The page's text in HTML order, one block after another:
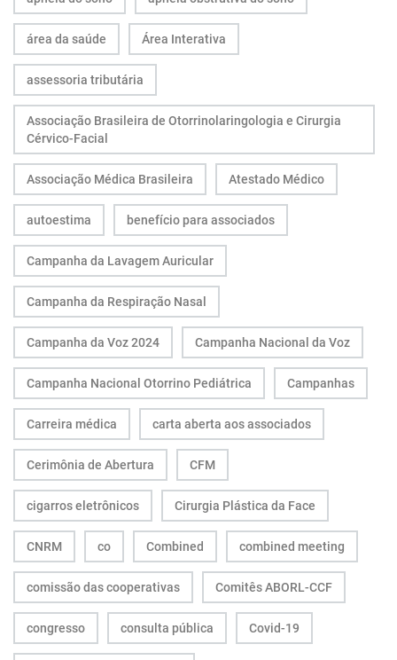
área da saúde Área Interativa
assessoria tributária
Associação Brasileira de Otorrinolaringologia e Cirurgia
Cérvico-Facial
Associação Médica Brasileira Atestado Médico
autoestima benefício para associados
Campanha da Lavagem Auricular
Campanha da Respiração Nasal
Campanha da Voz 2024 Campanha Nacional da Voz
Campanha Nacional Otorrino Pediátrica Campanhas
Carreira médica carta aberta aos associados
Cerimônia de Abertura CFM
cigarros eletrônicos Cirurgia Plástica da Face
CNRM co Combined combined meeting
comissão das cooperativas Comitês ABORL-CCF
congresso consulta pública Covid-19